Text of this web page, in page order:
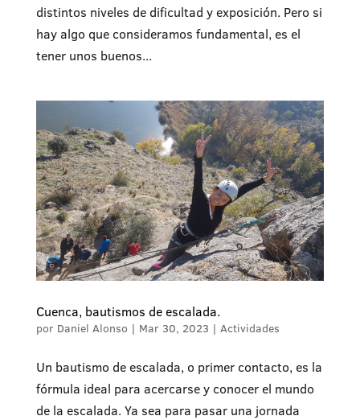
distintos niveles de dificultad y exposición. Pero si
hay algo que consideramos fundamental, es el
tener unos buenos...
Cuenca, bautismos de escalada.
por Daniel Alonso | Mar 30, 2023 | Actividades
Un bautismo de escalada, o primer contacto, es la
fórmula ideal para acercarse y conocer el mundo
de la escalada. Ya sea para pasar una jornada